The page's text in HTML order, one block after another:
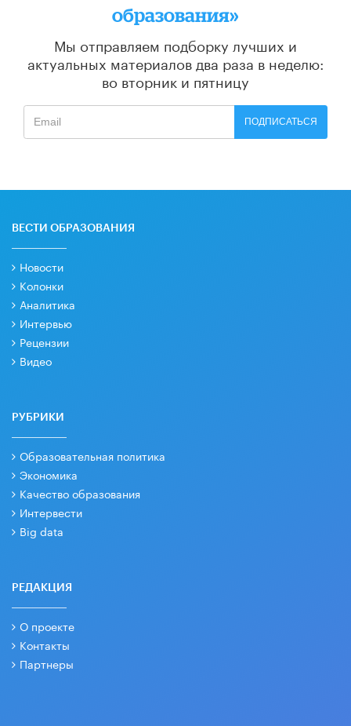
образования»
Мы отправляем подборку лучших и
актуальных материалов два раза в неделю:
во вторник и пятницу
ПОДПИСАТЬСЯ
ВЕСТИ ОБРАЗОВАНИЯ
Новости
Колонки
Аналитика
Интервью
Рецензии
Видео
РУБРИКИ
Образовательная политика
Экономика
Качество образования
Интервести
Big data
РЕДАКЦИЯ
О проекте
Контакты
Партнеры